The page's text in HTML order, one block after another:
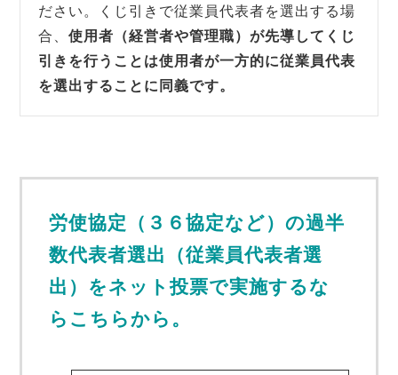
ださい。くじ引きで従業員代表者を選出する場
合、使用者（経営者や管理職）が先導してくじ
引きを行うことは使用者が一方的に従業員代表
を選出することに同義です。
労使協定（３６協定など）の過半
数代表者選出（従業員代表者選
出）をネット投票で実施するな
らこちらから。